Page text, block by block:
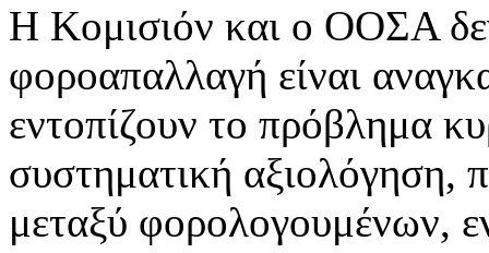
Η Κομισιόν και ο ΟΟΣΑ
φοροαπαλλαγή είναι
εντοπίζουν το πρόβλημα
συστηματική αξιολόγηση,
μεταξύ φορολογουμένων,